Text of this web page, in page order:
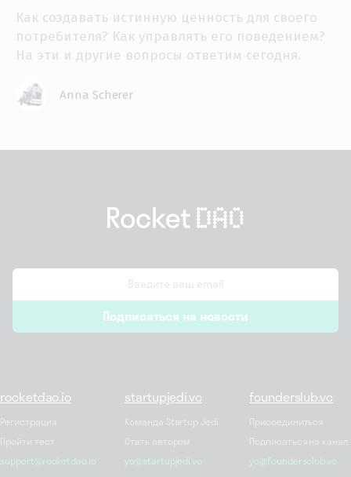
Как создавать истинную ценность для своего
потребителя? Как управлять его поведением?
На эти и другие вопросы ответим сегодня.
Anna Scherer
*
Подписаться на новости
rocketdao.io
Регистрация
Пройти тест
support@rocketdao.io
startupjedi.vc
Команда Startup Jedi
Стать автором
yo@startupjedi.vc
founderslub.vc
Присоединиться
Подписаться на канал
yo@foundersclub.vc